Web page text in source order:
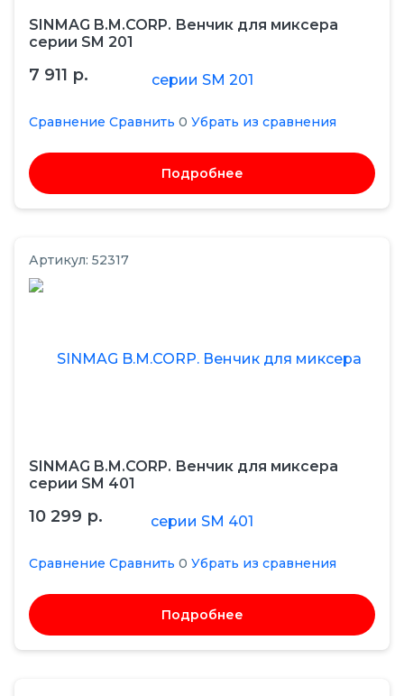
SINMAG B.M.CORP. Венчик для миксера
серии SM 201
7 911 р.
Сравнение Сравнить 0 Убрать из сравнения
Подробнее
Артикул: 52317
SINMAG B.M.CORP. Венчик для миксера
серии SM 401
10 299 р.
Сравнение Сравнить 0 Убрать из сравнения
Подробнее